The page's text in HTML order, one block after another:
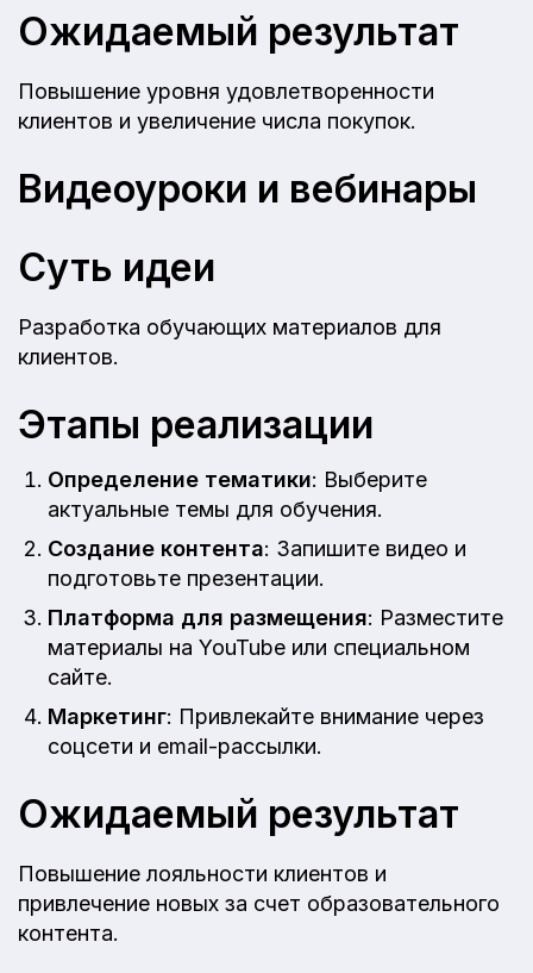
Ожидаемый результат
Повышение уровня удовлетворенности
клиентов и увеличение числа покупок.
Видеоуроки и вебинары
Суть идеи
Разработка обучающих материалов для
клиентов.
Этапы реализации
Определение тематики: Выберите
актуальные темы для обучения.
Создание контента: Запишите видео и
подготовьте презентации.
Платформа для размещения: Разместите
материалы на YouTube или специальном
сайте.
Маркетинг: Привлекайте внимание через
соцсети и email-рассылки.
Ожидаемый результат
Повышение лояльности клиентов и
привлечение новых за счет образовательного
контента.